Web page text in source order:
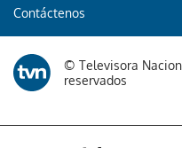
Contáctenos
© Televisora
reservados